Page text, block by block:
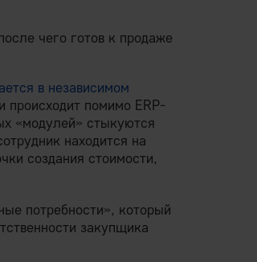
чего готов к продаже
в независимом
происходит помимо ERP-
«модулей» стыкуются
находится на
создания стоимости,
потребности», который
закупщика